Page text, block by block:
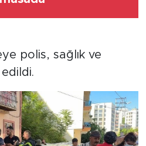
polis, sağlık ve